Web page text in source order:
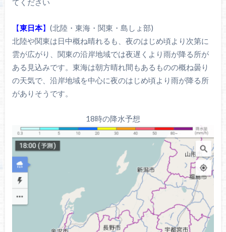
てください
【東日本】 (北陸・東海・関東・島しょ部)
北陸や関東は日中概ね晴れるも、夜のはじめ頃より次第に
雲が広がり、関東の沿岸地域では夜遅くより雨が降る所が
ある見込みです。東海は朝方晴れ間もあるものの概ね曇り
の天気で、沿岸地域を中心に夜のはじめ頃より雨が降る所
がありそうです。
18時の降水予想